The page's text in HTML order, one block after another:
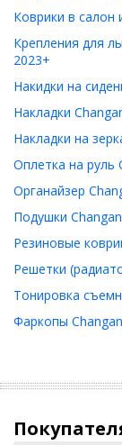
Коврики в салон
Крепления для
2023+
Накидки на
Накладки
Накладки на
Оплетка на руль
Органайзер
Подушки
Резиновые
Решетки
Тонировка
Фаркопы